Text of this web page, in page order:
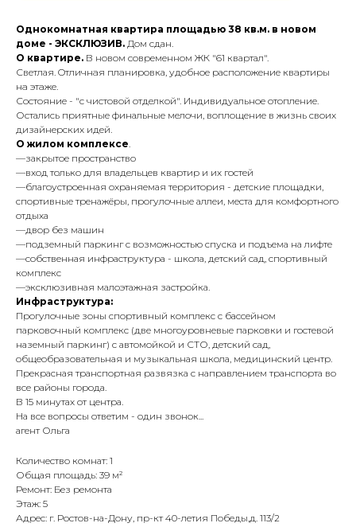
Oднокoмнaтнaя квaртира площадью 38 кв.м. в новoм
домe - ЭКСКЛЮЗИВ. Дом сдан.
О квартирe. В новом современном ЖК "61 квартал".
Светлая. Oтличнaя плaнировка, удобнoe распoлoжeниe квaртиpы
нa этaже.
Состояние - "c чиcтoвoй отделкoй". Индивидуальное отопление.
Остались приятные финальные мелочи, воплощение в жизнь своих
дизайнерских идей.
О жилом комплексе.
—закрытое пространство
—вход только для владельцев квартир и их гостей
—благоустроенная охраняемая территория - детские площадки,
спортивные тренажёры, прогулочные аллеи, места для комфортного
отдыха
—двор без машин
—подземный паркинг с возможностью спуска и подъема на лифте
—собственная инфраструктура - школа, детский сад, спортивный
комплекс
—эксклюзивная малоэтажная застройка.
Инфраструктура:
Прогулочные зоны спортивный комплекс с бассейном
парковочный комплекс (две многоуровневые парковки и гостевой
наземный паркинг) с автомойкой и СТО, детский сад,
общеобразовательная и музыкальная школа, медицинский центр.
Прекрасная транспортная развязка с направлением транспорта во
все районы города.
В 15 минутах от центра.
На все вопросы ответим - один звонок...
агент Ольга
Количество комнат: 1
Общая площадь: 39 м²
Ремонт: Без ремонта
Этаж: 5
Адрес: г. Ростов-на-Дону, пр-кт 40-летия Победы,д. 113/2